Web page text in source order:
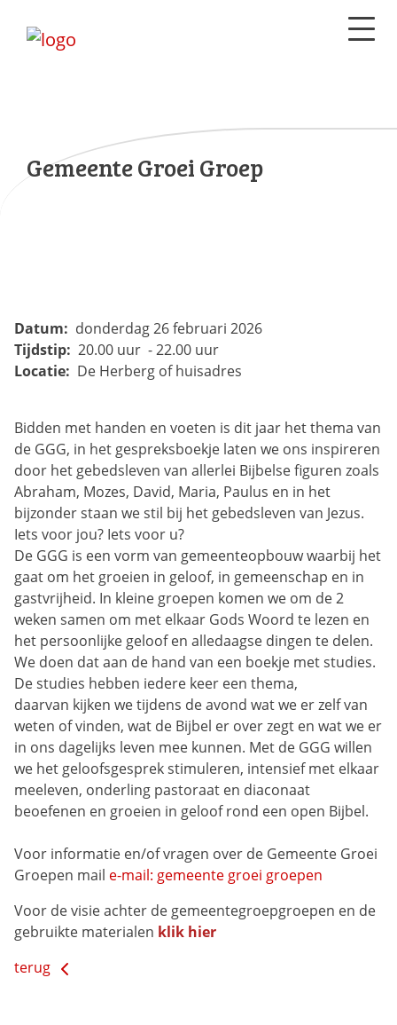
Gemeente Groei Groep
Datum: donderdag 26 februari 2026
Tijdstip: 20.00 uur - 22.00 uur
Locatie: De Herberg of huisadres
Bidden met handen en voeten is dit jaar het thema van
de GGG, in het gespreksboekje laten we ons inspireren
door het gebedsleven van allerlei Bijbelse figuren zoals
Abraham, Mozes, David, Maria, Paulus en in het
bijzonder staan we stil bij het gebedsleven van Jezus.
Iets voor jou? Iets voor u?
De GGG is een vorm van gemeenteopbouw waarbij het
gaat om het groeien in geloof, in gemeenschap en in
gastvrijheid. In kleine groepen komen we om de 2
weken samen om met elkaar Gods Woord te lezen en
het persoonlijke geloof en alledaagse dingen te delen.
We doen dat aan de hand van een boekje met studies.
De studies hebben iedere keer een thema,
daarvan kijken we tijdens de avond wat we er zelf van
weten of vinden, wat de Bijbel er over zegt en wat we er
in ons dagelijks leven mee kunnen. Met de GGG willen
we het geloofsgesprek stimuleren, intensief met elkaar
meeleven, onderling pastoraat en diaconaat
beoefenen en groeien in geloof rond een open Bijbel.
Voor informatie en/of vragen over de Gemeente Groei
Groepen mail e-mail: gemeente groei groepen
Voor de visie achter de gemeentegroepgroepen en de
gebruikte materialen klik hier
terug